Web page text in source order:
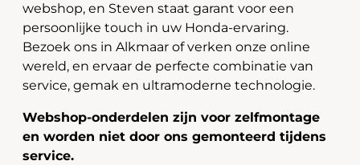
webshop, en Steven staat garant voor een
persoonlijke touch in uw Honda-ervaring.
Bezoek ons in Alkmaar of verken onze online
wereld, en ervaar de perfecte combinatie van
service, gemak en ultramoderne technologie.
Webshop-onderdelen zijn voor zelfmontage
en worden niet door ons gemonteerd tijdens
service.